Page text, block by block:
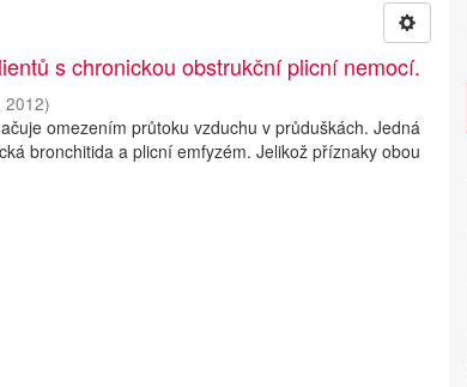
s chronickou obstrukční plicní nemocí.
2012)
omezením průtoku vzduchu v průduškách. Jedná
bronchitida a plicní emfyzém. Jelikož příznaky obou